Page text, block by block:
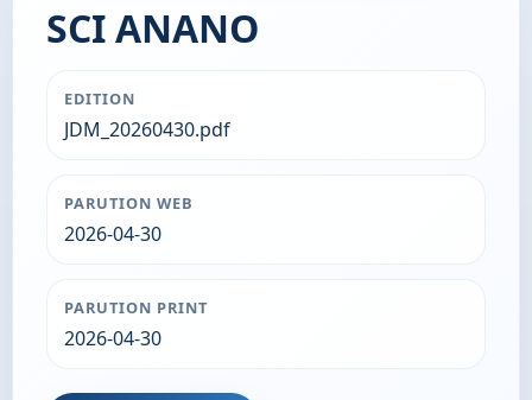
SCI ANANO
EDITION
JDM_20260430.pdf
PARUTION WEB
2026-04-30
PARUTION PRINT
2026-04-30